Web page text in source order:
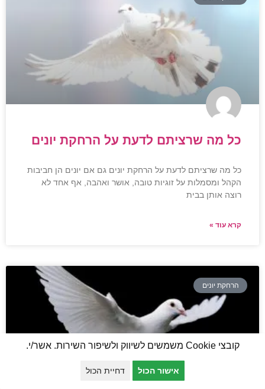
כל מה שרציתם לדעת על הרחקת יונים
כל מה שרציתם לדעת על הרחקת יונים גם אם יונים הן חביבות
הקהל ומסמלות על זוגיות טובה, אושר ואהבה, אף אחד לא
רוצה אותן בבית
קרא עוד »
הרחקת יונים
קובצי Cookie משמשים לשיווק ולשיפור השירות. אשר/י.
אישור הכול דחיית הכול